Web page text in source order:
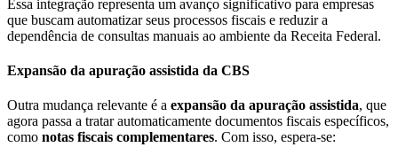
Essa integração representa um avanço significativo para empresas
que buscam automatizar seus processos fiscais e reduzir a
dependência de consultas manuais ao ambiente da Receita Federal.
Expansão da apuração assistida da CBS
Outra mudança relevante é a expansão da apuração assistida, que
agora passa a tratar automaticamente documentos fiscais específicos,
como notas fiscais complementares. Com isso, espera-se: